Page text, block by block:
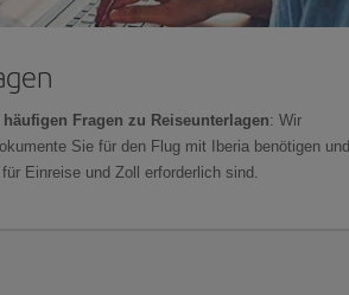
häufigen Fragen zu Reiseunterlagen: Wir
Sie für den Flug mit Iberia benötigen und
Einreise und Zoll erforderlich sind.